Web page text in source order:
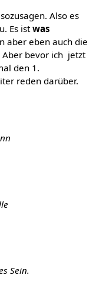
sozusagen. Also es
Es istwas
aber eben auch die
Aber bevor ich jetzt
den 1.
reden darüber.
Sein.